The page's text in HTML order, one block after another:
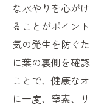
な水やりを心が
ることがポイン
気の発生を防ぐ
に葉の裏側を確
ことで、健康な
に一度、窒素、